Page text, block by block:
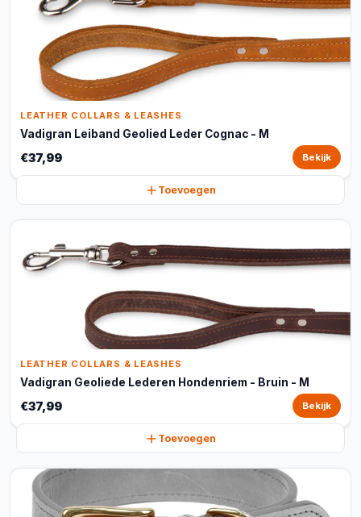
LEATHER COLLARS & LEASHES
Vadigran Leiband Geolied Leder Cognac - M
€37,99 Bekijk
Toevoegen
LEATHER COLLARS & LEASHES
Vadigran Geoliede Lederen Hondenriem - Bruin - M
€37,99 Bekijk
Toevoegen